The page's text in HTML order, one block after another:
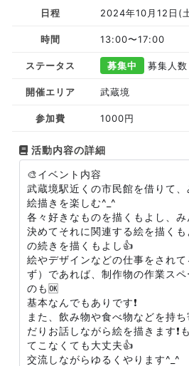
日程 2024年10月12日(
時間 13:00〜17:00
ステータス 募集中 募集人数
開催エリア 武蔵境
参加費 1000円
活動内容の詳細
🎨イベント内容
武蔵境駅近くの市民館を借りて
絵描きを楽しむ^_^
各々好きなものを描くもよし、
決めてそれに関連する絵を描く
の続きを描くもよし👍
絵やデザインなどの仕事をされ
ず）であれば、制作物の作業ス
のも🆗
基本なんでもありです❗
また、飲み物や食べ物などを持
だりお話しながら絵を描きます❗
てこなくても大丈夫👍
交流しながらゆるくやります^_^